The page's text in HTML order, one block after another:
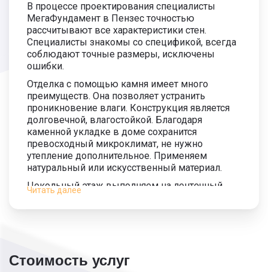
Читать далее
В процессе проектирования специалисты
МегаФундамент в Пензес точностью
рассчитывают все характеристики стен.
Специалисты знакомы со спецификой, всегда
соблюдают точные размеры, исключены
ошибки.
Отделка с помощью камня имеет много
преимуществ. Она позволяет устранить
проникновение влаги. Конструкция является
долговечной, влагостойкой. Благодаря
каменной укладке в доме сохранится
превосходный микроклимат, не нужно
утепление дополнительное. Применяем
натуральный или искусственный материал.
Цокольный этаж выполняем на ленточный
основе различной ширины. Выложить его из
кирпича нужно так, чтобы у поверхностей
Дополнительная подготовка подножия
заключается в создании гидроизоляции.
Стоимость услуг